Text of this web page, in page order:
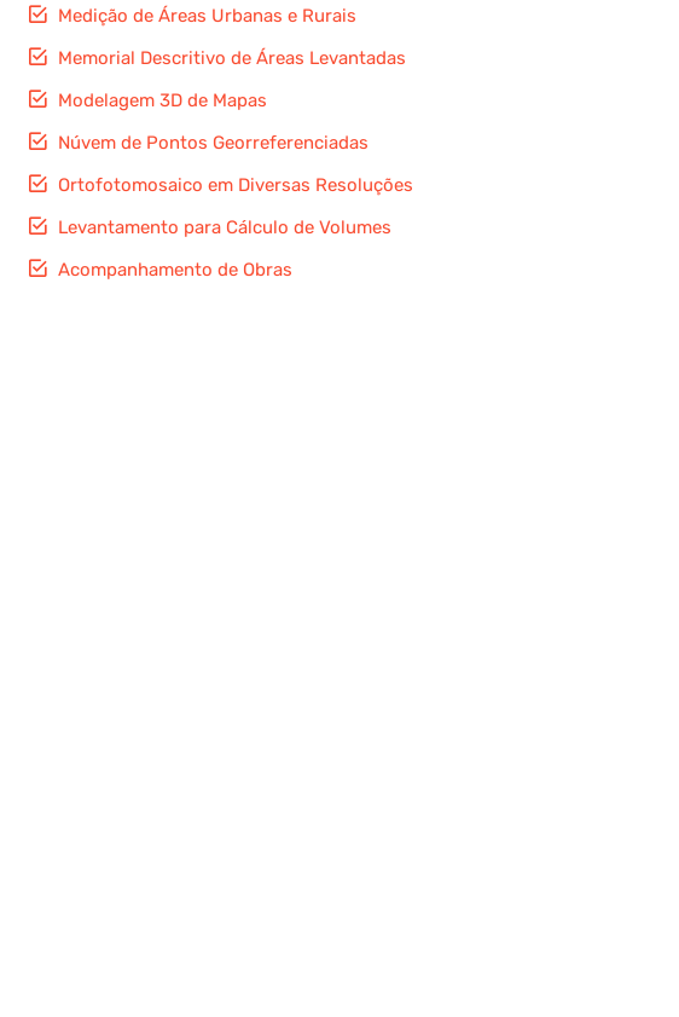
Medição de Áreas Urbanas e Rurais
Memorial Descritivo de Áreas Levantadas
Modelagem 3D de Mapas
Núvem de Pontos Georreferenciadas
Ortofotomosaico em Diversas Resoluções
Levantamento para Cálculo de Volumes
Acompanhamento de Obras